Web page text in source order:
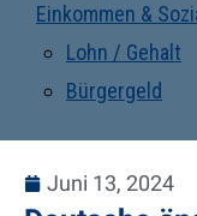
Einkommen &
Lohn / Gehalt
Bürgergeld
Juni 13, 2024